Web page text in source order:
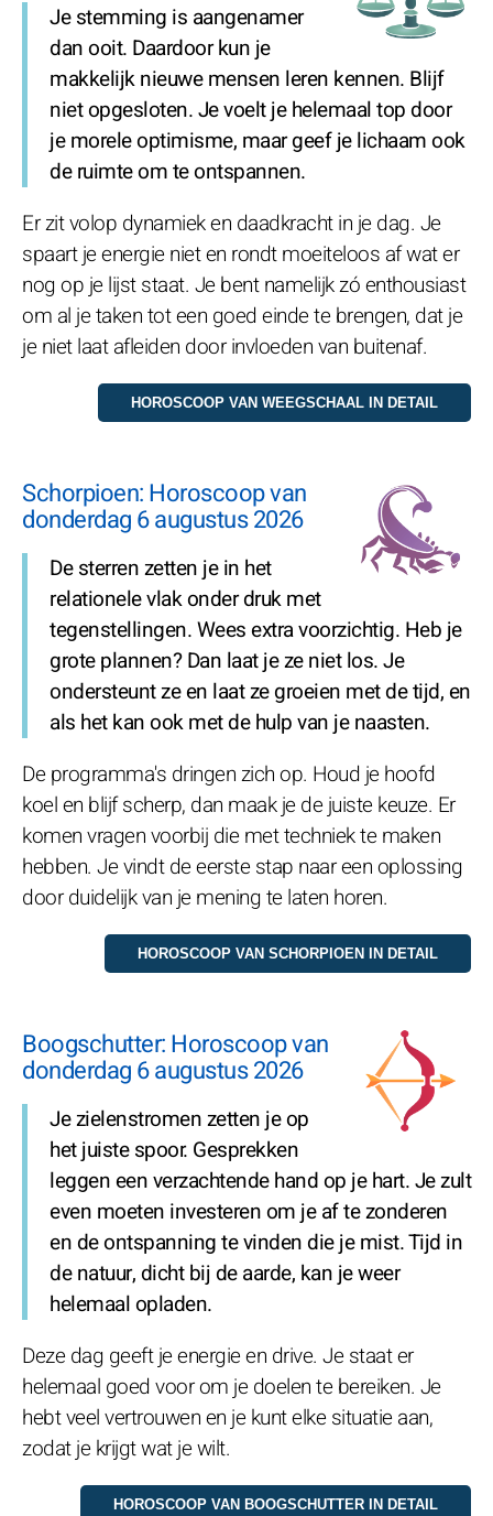
Je stemming is aangenamer
dan ooit. Daardoor kun je
makkelijk nieuwe mensen leren kennen. Blijf
niet opgesloten. Je voelt je helemaal top door
je morele optimisme, maar geef je lichaam ook
de ruimte om te ontspannen.
Er zit volop dynamiek en daadkracht in je dag. Je
spaart je energie niet en rondt moeiteloos af wat er
nog op je lijst staat. Je bent namelijk zó enthousiast
om al je taken tot een goed einde te brengen, dat je
je niet laat afleiden door invloeden van buitenaf.
Schorpioen: Horoscoop van
donderdag 6 augustus 2026
De sterren zetten je in het
relationele vlak onder druk met
tegenstellingen. Wees extra voorzichtig. Heb je
grote plannen? Dan laat je ze niet los. Je
ondersteunt ze en laat ze groeien met de tijd, en
als het kan ook met de hulp van je naasten.
De programma's dringen zich op. Houd je hoofd
koel en blijf scherp, dan maak je de juiste keuze. Er
komen vragen voorbij die met techniek te maken
hebben. Je vindt de eerste stap naar een oplossing
door duidelijk van je mening te laten horen.
Boogschutter: Horoscoop van
donderdag 6 augustus 2026
Je zielenstromen zetten je op
het juiste spoor. Gesprekken
leggen een verzachtende hand op je hart. Je zult
even moeten investeren om je af te zonderen
en de ontspanning te vinden die je mist. Tijd in
de natuur, dicht bij de aarde, kan je weer
helemaal opladen.
Deze dag geeft je energie en drive. Je staat er
helemaal goed voor om je doelen te bereiken. Je
hebt veel vertrouwen en je kunt elke situatie aan,
zodat je krijgt wat je wilt.